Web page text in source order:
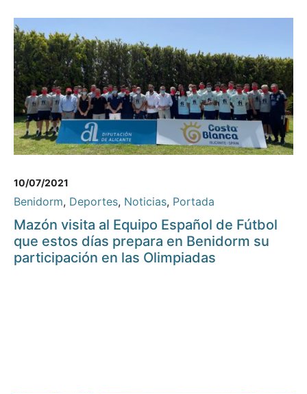
10/07/2021
Benidorm, Deportes, Noticias, Portada
Mazón visita al Equipo Español de Fútbol
que estos días prepara en Benidorm su
participación en las Olimpiadas